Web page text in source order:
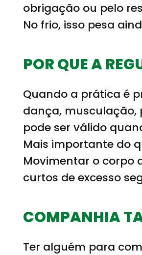
obrigação ou pelo
No frio, isso pesa
POR QUE A
Quando a prática é
dança, musculação,
pode ser válido
Mais importante do
Movimentar o corpo
curtos de excesso
COMPANHIA
Ter alguém para